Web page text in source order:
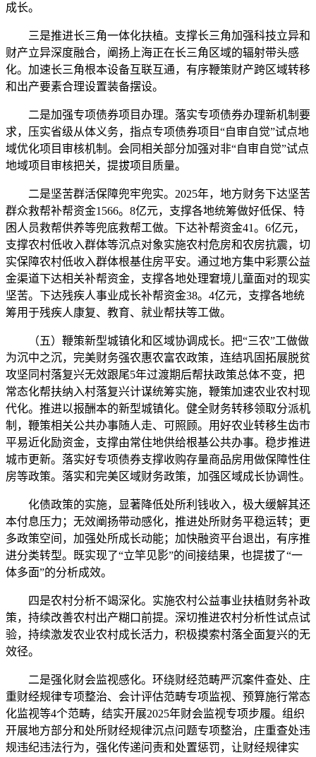
成长。
三是推进长三角一体化扶植。支撑长三角加强科技立异和
财产立异深度融合，阐扬上海正在长三角区域的辐射带头感
化。加速长三角根本设备互联互通，有序鞭策财产跨区域转移
和出产要素合理设置装备摆设。
二是加强专项债券项目办理。落实专项债券办理新机制要
求，压实省级从体义务，指点专项债券项目“自审自觉”试点地
域优化项目审核机制。会同相关部分加强对非“自审自觉”试点
地域项目审核把关，提拔项目质量。
二是坚苦群活保障兜牢兜实。2025年，地方财务下达坚苦
群众救帮补帮资金1566。8亿元，支撑各地统筹做好低保、特
困人员救帮供养等兜底救帮工做。下达补帮资金41。6亿元，
支撑农村低收入群体等沉点对象实施农村危房和农房抗震，切
实保障农村低收入群体根基住房平安。通过地方集中彩票公益
金渠道下达相关补帮资金，支撑各地处理窘境儿童面对的现实
坚苦。下达残疾人事业成长补帮资金38。4亿元，支撑各地统
筹用于残疾人康复、教育、就业帮扶等工做。
（五）鞭策新型城镇化和区域协调成长。把“三农”工做做
为沉中之沉，完美财务强农惠农富农政策，连结巩固拓展脱贫
攻坚同村落复兴无效跟尾5年过渡期后帮扶政策总体不变，把
常态化帮扶纳入村落复兴计谋统筹实施，鞭策加速农业农村现
代化。推进以报酬本的新型城镇化。健全财务转移领取分派机
制，鞭策相关公共办事随人走、可照顾。用好农业转移生齿市
平易近化励资金，支撑由常住地供给根基公共办事。稳步推进
城市更新。落实好专项债券支撑收购存量商品房用做保障性住
房等政策。落实和完美区域财务政策，加强区域成长协调性。
化债政策的实施，显著降低处所利钱收入，极大缓解其还
本付息压力；无效阐扬带动感化，推进处所财务平稳运转；更
多政策空间，加强处所成长动能；加快融资平台退出，有序推
进分类转型。既实现了“立竿见影”的间接结果，也提拔了“一
体多面”的分析成效。
四是农村分析不竭深化。实施农村公益事业扶植财务补政
策，持续改善农村出产糊口前提。深切推进农村分析性试点试
验，持续激发农业农村成长活力，积极摸索村落全面复兴的无
效径。
二是强化财会监视感化。环绕财经范畴严沉案件查处、庄
重财经规律专项整治、会计评估范畴专项监视、预算施行常态
化监视等4个范畴，结实开展2025年财会监视专项步履。组织
开展地方部分和处所财经规律沉点问题专项整治，庄重查处违
规违纪违法行为，强化传递问责和处置惩罚，让财经规律实